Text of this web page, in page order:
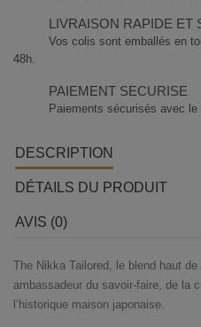
LIVRAISON RAPIDE ET
Vos colis sont emballés en
48h.
PAIEMENT SECURISE
Paiements sécurisés avec
DESCRIPTION
DÉTAILS DU PRODUIT
AVIS (0)
The Nikka Tailored, le blend haut
ambassadeur du savoir-faire, de la
l’historique maison japonaise.